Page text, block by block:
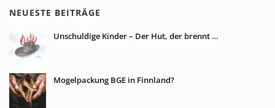
NEUESTE BEITRÄGE
Unschuldige Kinder – Der Hut, der brennt …
Mogelpackung BGE in Finnland?